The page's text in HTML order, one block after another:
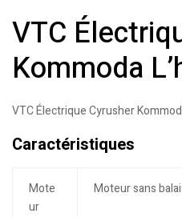
VTC
Kommoda
VTC Électrique Cyrusher
Caractéristiques
Mote
ur
Moteur sans